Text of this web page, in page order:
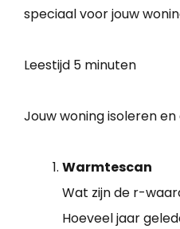
speciaal voor jouw
Leestijd 5 minuten
Jouw woning isoleren
Warmtescan
Wat zijn de r-
Hoeveel jaar